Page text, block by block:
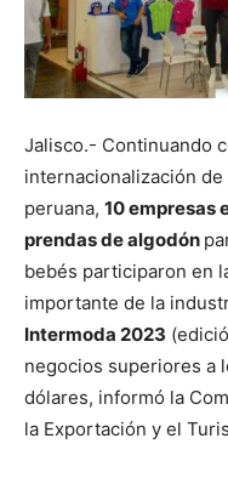
Jalisco.- Continuando
internacionalización
peruana, 10 empresas
prendas de algodón
bebés participaron en
importante de la
Intermoda 2023
negocios superiores a
dólares, informó la
la Exportación y el